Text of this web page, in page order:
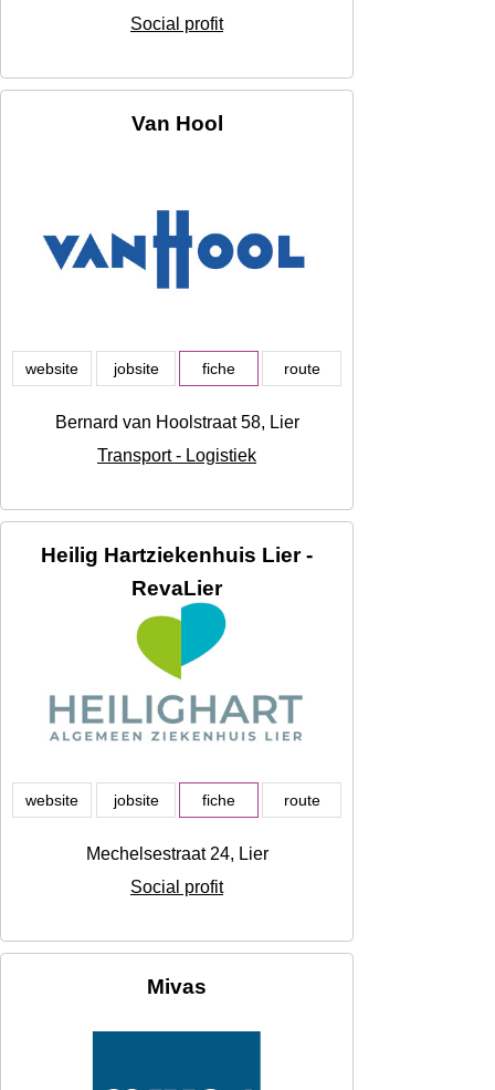
Social profit
Van Hool
website jobsite fiche route
Bernard van Hoolstraat 58, Lier
Transport - Logistiek
Heilig Hartziekenhuis Lier -
RevaLier
website jobsite fiche route
Mechelsestraat 24, Lier
Social profit
Mivas